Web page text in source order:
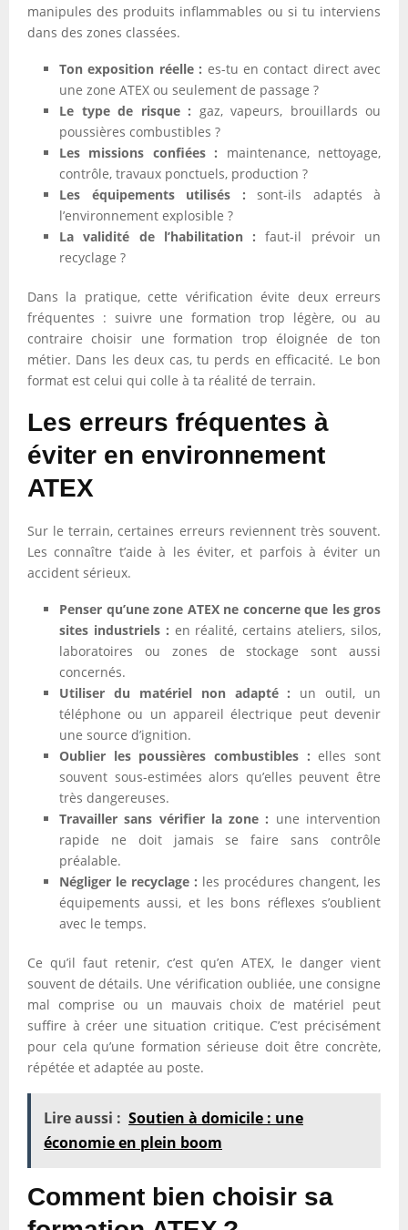
manipules des produits inflammables ou si tu interviens
dans des zones classées.
Ton exposition réelle : es-tu en contact direct avec
une zone ATEX ou seulement de passage ?
Le type de risque : gaz, vapeurs, brouillards ou
poussières combustibles ?
Les missions confiées : maintenance, nettoyage,
contrôle, travaux ponctuels, production ?
Les équipements utilisés : sont-ils adaptés à
l’environnement explosible ?
La validité de l’habilitation : faut-il prévoir un
recyclage ?
Dans la pratique, cette vérification évite deux erreurs
fréquentes : suivre une formation trop légère, ou au
contraire choisir une formation trop éloignée de ton
métier. Dans les deux cas, tu perds en efficacité. Le bon
format est celui qui colle à ta réalité de terrain.
Les erreurs fréquentes à
éviter en environnement
ATEX
Sur le terrain, certaines erreurs reviennent très souvent.
Les connaître t’aide à les éviter, et parfois à éviter un
accident sérieux.
Penser qu’une zone ATEX ne concerne que les gros
sites industriels : en réalité, certains ateliers, silos,
laboratoires ou zones de stockage sont aussi
concernés.
Utiliser du matériel non adapté : un outil, un
téléphone ou un appareil électrique peut devenir
une source d’ignition.
Oublier les poussières combustibles : elles sont
souvent sous-estimées alors qu’elles peuvent être
très dangereuses.
Travailler sans vérifier la zone : une intervention
rapide ne doit jamais se faire sans contrôle
préalable.
Négliger le recyclage : les procédures changent, les
équipements aussi, et les bons réflexes s’oublient
avec le temps.
Ce qu’il faut retenir, c’est qu’en ATEX, le danger vient
souvent de détails. Une vérification oubliée, une consigne
mal comprise ou un mauvais choix de matériel peut
suffire à créer une situation critique. C’est précisément
pour cela qu’une formation sérieuse doit être concrète,
répétée et adaptée au poste.
Lire aussi : Soutien à domicile : une
économie en plein boom
Comment bien choisir sa